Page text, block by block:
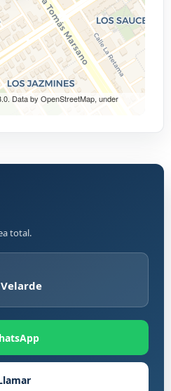
Data by OpenStreetMap, under
total.